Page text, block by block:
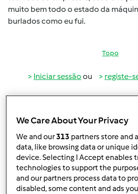
muito bem todo o estado da
burlados como eu fui.
Topo
Iniciar sessão ou registe-
Equipa Bimby
Qua, 2019-06-19 12:06
Olá Nellya B.
We Care About Your Privacy
We and our313 partners store and
data, like browsing data or unique
device. Selecting I Accept enables
technologies to support the
and our partners process data to
disabled, some content and ads